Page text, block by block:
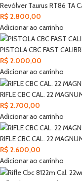
Revólver Taurus RT86 TA
R$ 2.800,00
Adicionar ao carrinho
PISTOLA CBC FAST
R$ 2.000,00
Adicionar ao carrinho
RIFLE CBC CAL. 22
R$ 2.700,00
Adicionar ao carrinho
RIFLE CBC CAL. 22
R$ 2.600,00
Adicionar ao carrinho